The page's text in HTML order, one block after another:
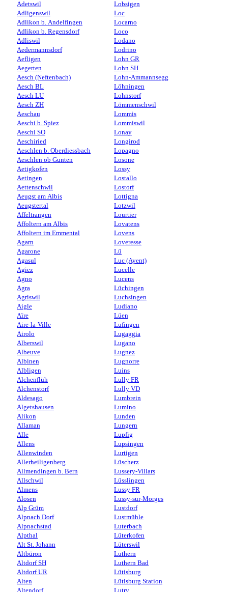
Adetswil
Adligenswil
Adlikon b. Andelfingen
Adlikon b. Regensdorf
Adliswil
Aedermannsdorf
Aefligen
Aegerten
Aesch (Neftenbach)
Aesch BL
Aesch LU
Aesch ZH
Aeschau
Aeschi b. Spiez
Aeschi SO
Aeschiried
Aeschlen b. Oberdiessbach
Aeschlen ob Gunten
Aetigkofen
Aetingen
Aettenschwil
Aeugst am Albis
Aeugstertal
Affeltrangen
Affoltern am Albis
Affoltern im Emmental
Agarn
Agarone
Agasul
Agiez
Agno
Agra
Agriswil
Aigle
Aïre
Aire-la-Ville
Airolo
Alberswil
Albeuve
Albinen
Albligen
Alchenflüh
Alchenstorf
Aldesago
Algetshausen
Alikon
Allaman
Alle
Allens
Allenwinden
Allerheiligenberg
Allmendingen b. Bern
Allschwil
Almens
Alosen
Alp Grüm
Alpnach Dorf
Alpnachstad
Alpthal
Alt St. Johann
Altbüron
Altdorf SH
Altdorf UR
Alten
Altendorf
Lobsigen
Loc
Locarno
Loco
Lodano
Lodrino
Lohn GR
Lohn SH
Lohn-Ammannsegg
Löhningen
Lohnstorf
Lömmenschwil
Lommis
Lommiswil
Lonay
Longirod
Lopagno
Losone
Lossy
Lostallo
Lostorf
Lottigna
Lotzwil
Lourtier
Lovatens
Lovens
Loveresse
Lü
Luc (Ayent)
Lucelle
Lucens
Lüchingen
Luchsingen
Ludiano
Lüen
Lufingen
Lugaggia
Lugano
Lugnez
Lugnorre
Luins
Lully FR
Lully VD
Lumbrein
Lumino
Lunden
Lungern
Lupfig
Lupsingen
Lurtigen
Lüscherz
Lussery-Villars
Lüsslingen
Lussy FR
Lussy-sur-Morges
Lustdorf
Lustmühle
Luterbach
Lüterkofen
Lüterswil
Luthern
Luthern Bad
Lütisburg
Lütisburg Station
Lutry